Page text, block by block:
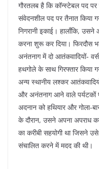
गौरतलब है कि कॉन्स्टेबल पद पर
संवेदनशील पद पर तैनात किया
निगरानी इकाई। हालाँकि,
करना शुरू कर दिया।
अनंतनाग में दो आतंकवादियों-
हथगोले के साथ गिरफ्तार किया
अन्य स्थानीय लश्कर
और अनंतनाग आने वाले
अदनान को हथियार और गोला-
के दौरान, उसने अपना अपराध
का करीबी सहयोगी था जिसने
संचालित करने में मदद की थी।